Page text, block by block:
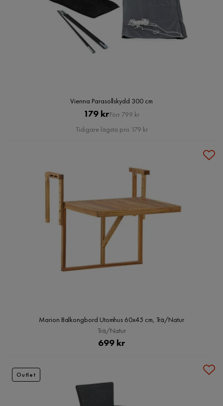
Vienna Parasollskydd 300 cm
Pris
179 krOriginal
Pris
Förr 799 kr
Tidigare lägsta pris 179 kr
Marion Balkongbord Utomhus 60x45 cm, Trä/Natur
Trä/Natur
Pris
699 kr
Outlet